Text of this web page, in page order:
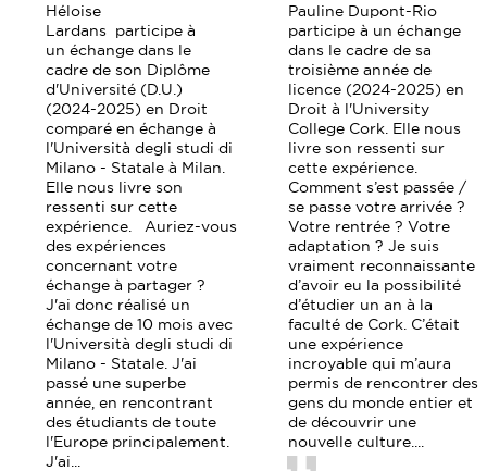
Héloise
Lardans participe à
un échange dans le
cadre de son Diplôme
d'Université (D.U.)
(2024-2025) en Droit
comparé en échange à
l'Università degli studi di
Milano - Statale à Milan.
Elle nous livre son
ressenti sur cette
expérience. Auriez-vous
des expériences
concernant votre
échange à partager ?
J'ai donc réalisé un
échange de 10 mois avec
l'Università degli studi di
Milano - Statale. J'ai
passé une superbe
année, en rencontrant
des étudiants de toute
l'Europe principalement.
J'ai...
Pauline Dupont-Rio
participe à un échange
dans le cadre de sa
troisième année de
licence (2024-2025) en
Droit à l'University
College Cork. Elle nous
livre son ressenti sur
cette expérience.
Comment s’est passée /
se passe votre arrivée ?
Votre rentrée ? Votre
adaptation ? Je suis
vraiment reconnaissante
d’avoir eu la possibilité
d’étudier un an à la
faculté de Cork. C’était
une expérience
incroyable qui m’aura
permis de rencontrer des
gens du monde entier et
de découvrir une
nouvelle culture....